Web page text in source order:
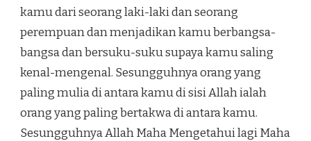
kamu dari seorang laki-laki dan seorang
perempuan dan menjadikan kamu berbangsa-
bangsa dan bersuku-suku supaya kamu saling
kenal-mengenal. Sesungguhnya orang yang
paling mulia di antara kamu di sisi Allah ialah
orang yang paling bertakwa di antara kamu.
Sesungguhnya Allah Maha Mengetahui lagi Maha